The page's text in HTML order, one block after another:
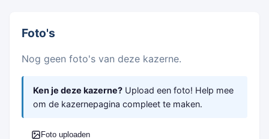
Foto's
Nog geen foto's van deze kazerne.
Ken je deze kazerne? Upload een foto! Help mee
om de kazernepagina compleet te maken.
Foto uploaden